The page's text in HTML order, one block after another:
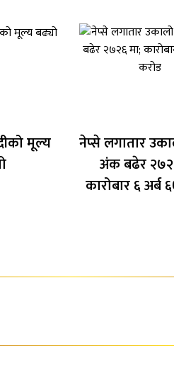
मूल्य
नेप्से लगातार
अंक बढेर
कारोबार ६ अर्ब